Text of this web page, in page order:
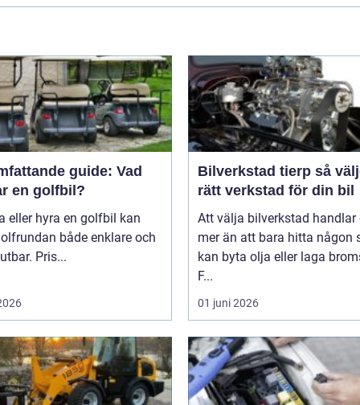
guide: Vad
en golfbil?
eller hyra en golfbil kan
både enklare och
Pris...
Bilverkstad tierp så väljer du
rätt verkstad för din bil
Att välja bilverkstad handlar
mer än att bara hitta någon
kan byta olja eller laga
F...
01 juni 2026